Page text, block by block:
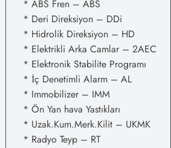
* ABS Fren – ABS
* Deri Direksiyon – DDi
* Hidrolik Direksiyon – HD
* Elektrikli Arka Camlar – 2AEC
* Elektronik Stabilite Programı
* İç Denetimli Alarm – AL
* Immobilizer – IMM
* Ön Yan hava Yastıkları
* Uzak.Kum.Merk.Kilit – UKMK
* Radyo Teyp – RT